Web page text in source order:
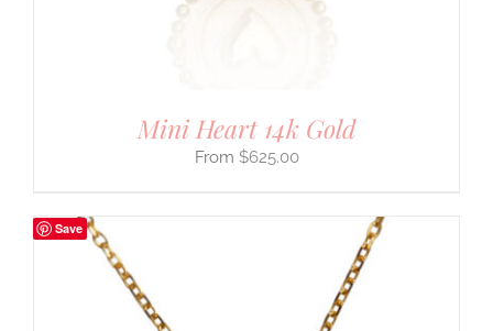
Mini Heart 14k Gold
$625.00
Save